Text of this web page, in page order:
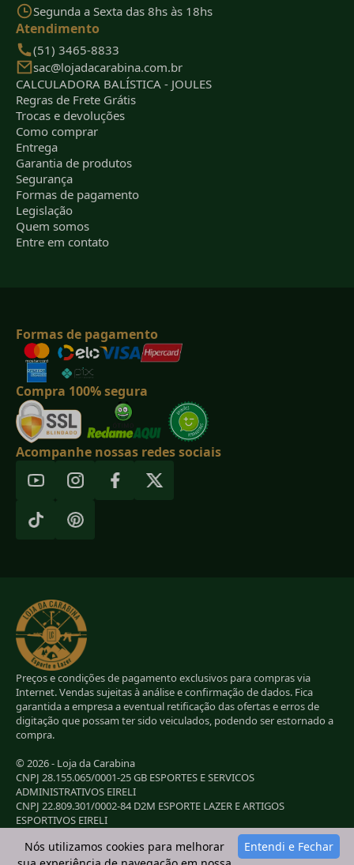
Segunda a Sexta das 8hs às 18hs
Atendimento
(51) 3465-8833
sac@lojadacarabina.com.br
CALCULADORA BALÍSTICA - JOULES
Regras de Frete Grátis
Trocas e devoluções
Como comprar
Entrega
Garantia de produtos
Segurança
Formas de pagamento
Legislação
Quem somos
Entre em contato
Formas de pagamento
Compra 100% segura
Acompanhe nossas redes sociais
Preços e condições de pagamento exclusivos para compras via
Internet. Vendas sujeitas à análise e confirmação de dados. Fica
garantida a empresa a eventual retificação das ofertas e erros de
digitação que possam ter sido veiculados, podendo ser estornado a
compra.
© 2026 - Loja da Carabina
CNPJ 28.155.065/0001-25 GB ESPORTES E SERVICOS
ADMINISTRATIVOS EIRELI
CNPJ 22.809.301/0002-84 D2M ESPORTE LAZER E ARTIGOS
ESPORTIVOS EIRELI
CNPJ 38.283.264/0001-72 LC ESPORTES E LAZER LTDA
CNPJ 42.084.009/0001-78 2G E B ESPORTE E LAZER LTDAEntendi e Fechar
Nós utilizamos cookies para melhorar